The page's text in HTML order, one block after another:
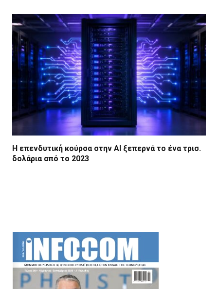
Η επενδυτική κούρσα στην AI ξεπερνά το ένα τρισ.
δολάρια από το 2023